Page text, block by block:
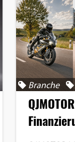
Branche